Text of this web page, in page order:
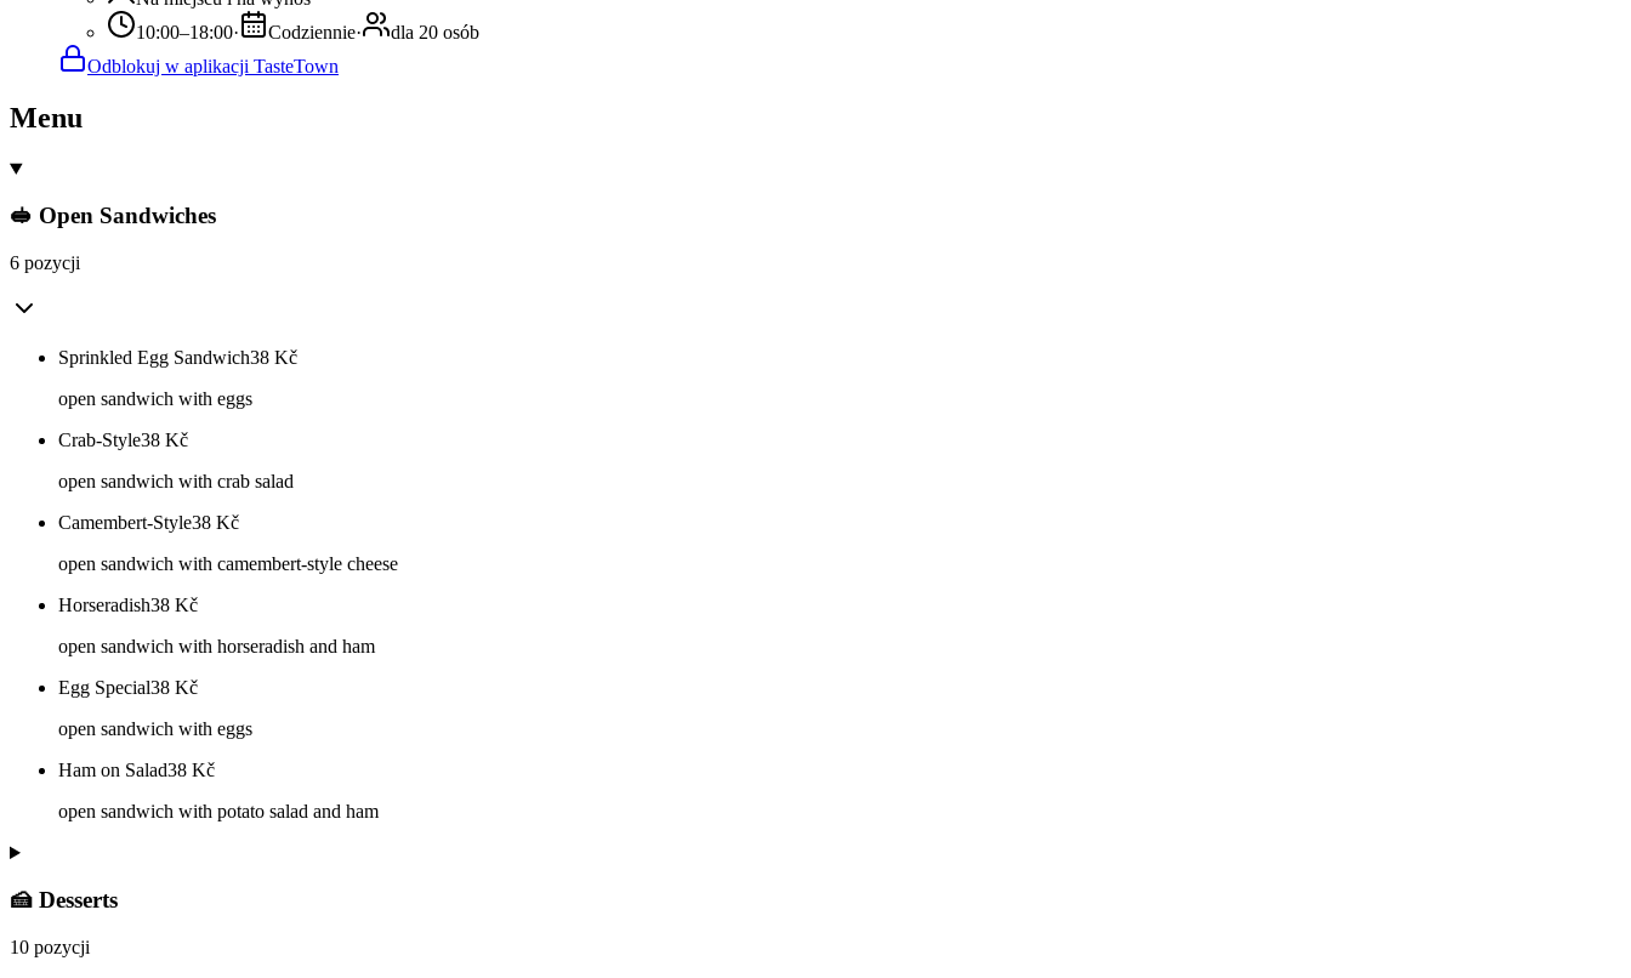
10:00–18:00· Codziennie·
dla 20 osób
Odblokuj w aplikacji TasteTown
Menu
🥪 Open Sandwiches
6 pozycji
Sprinkled Egg Sandwich38 Kč
open sandwich with eggs
Crab-Style38 Kč
open sandwich with crab salad
Camembert-Style38 Kč
open sandwich with camembert-style cheese
Horseradish38 Kč
open sandwich with horseradish and ham
Egg Special38 Kč
open sandwich with eggs
Ham on Salad38 Kč
open sandwich with potato salad and ham
🍰 Desserts
10 pozycji